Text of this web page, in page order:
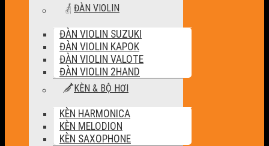
ĐÀN VIOLIN
ĐÀN VIOLIN SUZUKI
ĐÀN VIOLIN KAPOK
ĐÀN VIOLIN VALOTE
ĐÀN VIOLIN 2HAND
KÈN & BỘ HƠI
KÈN HARMONICA
KÈN MELODION
KÈN SAXOPHONE